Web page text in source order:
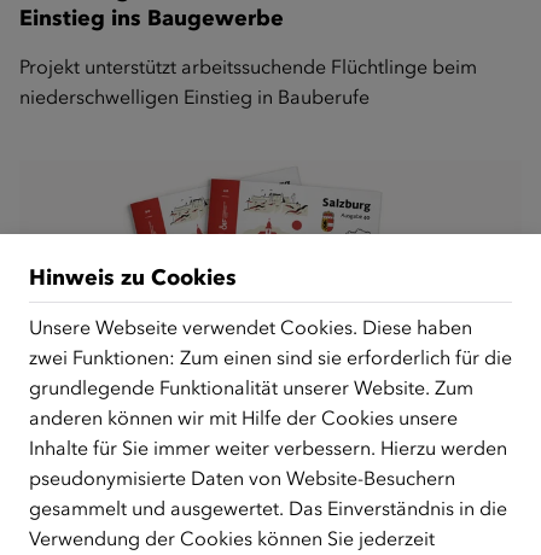
Einstieg ins Baugewerbe
Projekt unterstützt arbeitssuchende Flüchtlinge beim
niederschwelligen Einstieg in Bauberufe
Deutsch lernen, Salzburg entdecken: Salzburg-
Ausgabe des Unterrichtsmagazins „Deutsch
lernen“ veröffentlicht
Hinweis zu Cookies
Unsere Webseite verwendet Cookies. Diese haben
zwei Funktionen: Zum einen sind sie erforderlich für die
grundlegende Funktionalität unserer Website. Zum
anderen können wir mit Hilfe der Cookies unsere
Inhalte für Sie immer weiter verbessern. Hierzu werden
pseudonymisierte Daten von Website-Besuchern
gesammelt und ausgewertet. Das Einverständnis in die
Verwendung der Cookies können Sie jederzeit